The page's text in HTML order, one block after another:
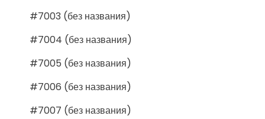
#7003 (без названия)
#7004 (без названия)
#7005 (без названия)
#7006 (без названия)
#7007 (без названия)